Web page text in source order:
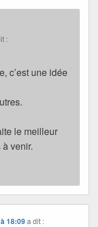
:
c’est une idée
le meilleur
venir.
18:09 a dit :